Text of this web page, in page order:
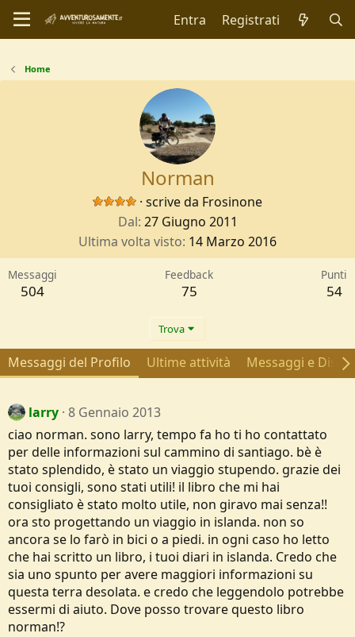
Entra Registrati
Home
Norman
· scrive da Frosinone
Dal 27 Giugno 2011
Ultima volta visto 14 Marzo 2016
Messaggi
504
Feedback
75
Punti
54
Trova
Messaggi del Profilo Ultime attività Messaggi e
larry 8 Gennaio 2013
ciao norman. sono larry, tempo fa ho ti ho contattato
per delle informazioni sul cammino di santiago. bè è
stato splendido, è stato un viaggio stupendo. grazie dei
tuoi consigli, sono stati utili! il libro che mi hai
consigliato è stato molto utile, non giravo mai senza!!
ora sto progettando un viaggio in islanda. non so
ancora se lo farò in bici o a piedi. in ogni caso ho letto
che hai scritto un libro, i tuoi diari in islanda. Credo che
sia uno spunto per avere maggiori informazioni su
questa terra desolata. e credo che leggendolo potrebbe
essermi di aiuto. Dove posso trovare questo libro
norman!?